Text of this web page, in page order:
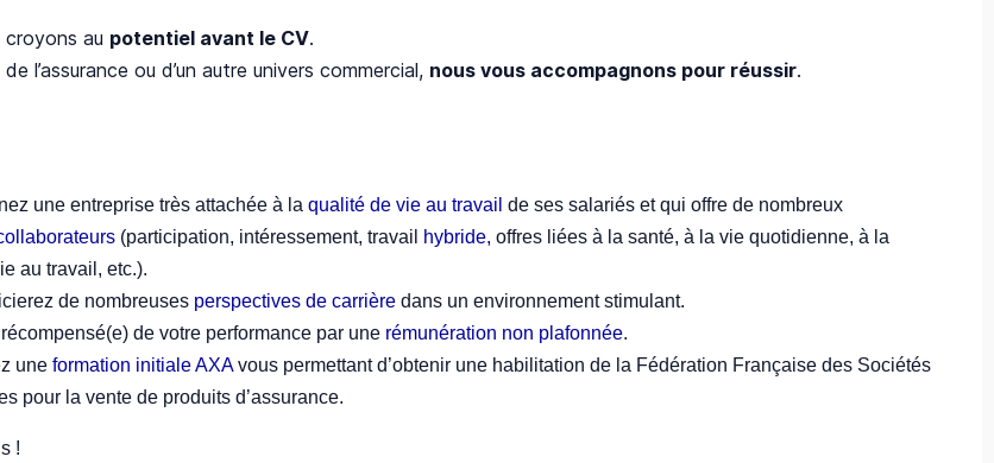
croyons au potentiel avant le CV.
l’assurance ou d’un autre univers commercial, nous vous accompagnons pour réussir.
une entreprise très attachée à la qualité de vie au travail de ses salariés et qui offre de nombreux
(participation, intéressement, travail hybride, offres liées à la santé, à la vie quotidienne, à la
au travail, etc.).
de nombreuses perspectives de carrière dans un environnement stimulant.
de votre performance par une rémunération non plafonnée.
une formation initiale AXAvous permettant d’obtenir une habilitation de la Fédération Française des Sociétés
pour la vente de produits d’assurance.
!